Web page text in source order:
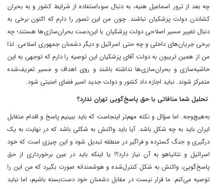
چه بعد از ترور اسماعیل هنیه، به دنبال سوء‌استفاده از شرایط کشور و به بحران
کشاندن دولت پزشکیان نباشند. چون من این تصور را دارم که اکنون برخی به
دنبال تغییر مسیر اصلاحی دولت پزشکیان با این‌دست بحران‌سازی‌ها هستند؛ چه
برخی جریان‌های داخلی و چه حتی‌ اسرائیل و دیگر دشمنان جمهوری اسلامی. لذا
من از همین تریبون به دولت آقای پزشکیان این توصیه را دارم که توجهی به این
حاشیه‌سازی و بحران‌سازی‌ها نداشته باشند و روی اهداف و مسیر تعریف‌شده
متمرکز شوند. نباید اجازه داد‌ کشور و دولت جدید اسیر فضای امنیتی ‌شود.
‌ تحلیل شما منافاتی با حق پاسخ‌گویی تهران ندارد؟
به‌هیچ‌‌وجه. اما سؤال و نکته مهم‌تر اینجاست که باید ببینیم پاسخ و اقدام متقابل
ایران باید به چه شکل باشد.‌ آیا باید واکنش به شکلی باشد که در نهایت به یک
درگیری و جنگ گسترده و فراگیر در منطقه تبدیل شود و این چیزی است که خود
اسرائیل و نتانیاهو به آن نیاز دارد؟! یا اینکه باید در عین برخورداری از حق
پاسخ‌گویی، واکنش به شکل کنترل‌شده و هوشمندانه صورت بگیرد که من این را
توصیه می‌کنم. ما قرار نیست‌ در مقابل دشمنان خود دست‌بسته باشیم، اما نباید